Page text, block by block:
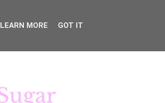
LEARN MORE GOT IT